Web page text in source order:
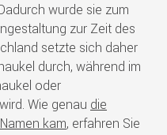
wurde sie zum
zur Zeit des
setzte sich daher
durch, während im
oder
Wie genau die
kam, erfahren Sie